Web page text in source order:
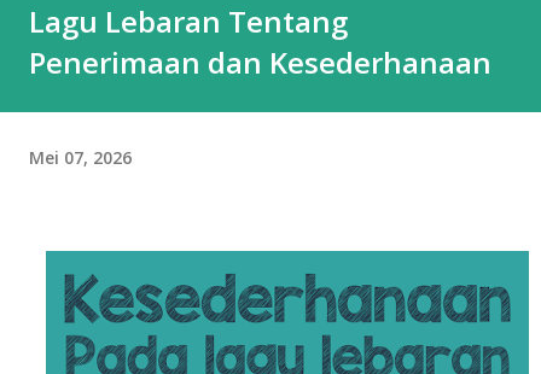
Lagu Lebaran Tentang
Penerimaan dan Kesederhanaan
Mei 07, 2026